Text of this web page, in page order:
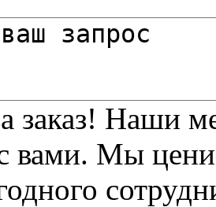
заказ! Наши
вами. Мы